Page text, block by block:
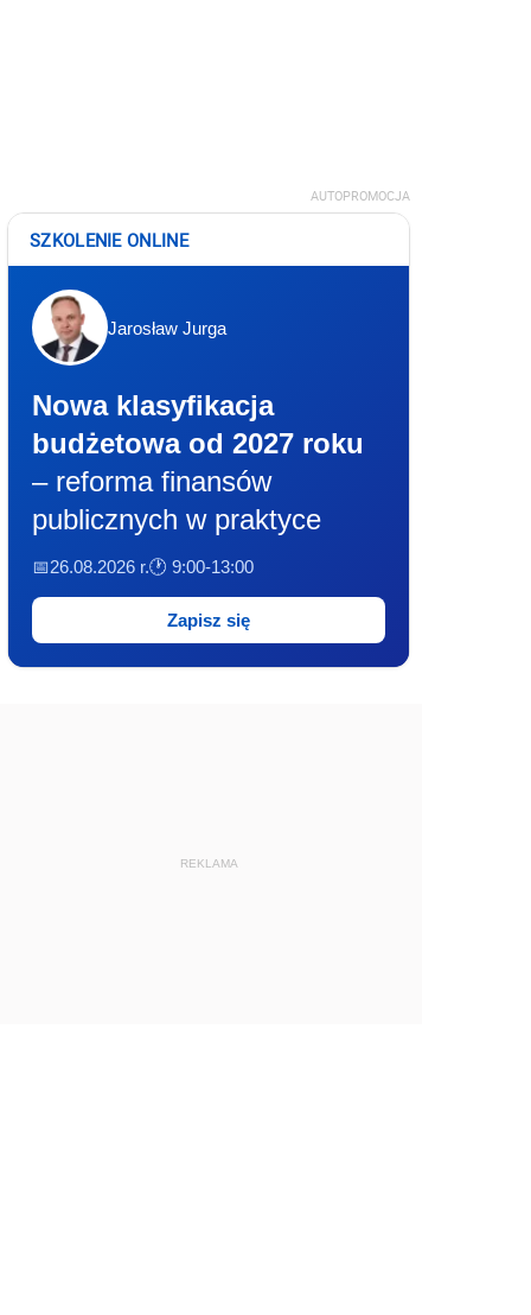
AUTOPROMOCJA
SZKOLENIE ONLINE
Jarosław Jurga
Nowa klasyfikacja
budżetowa od 2027 roku
– reforma finansów
publicznych w praktyce
📅26.08.2026 r.🕐 9:00-13:00
Zapisz się
REKLAMA